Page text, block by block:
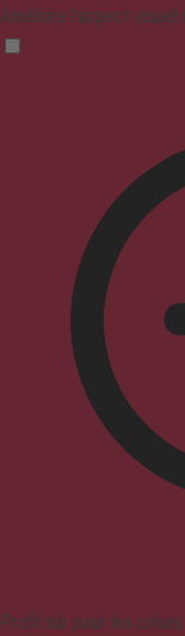
Améliore l'aspect visuel
Profil sûr pour les crises